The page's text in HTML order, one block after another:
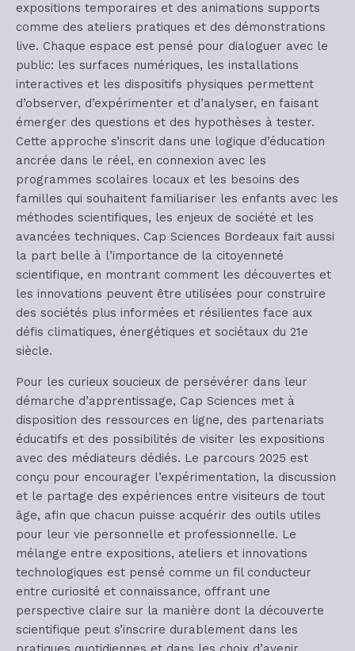
expositions temporaires et des animations supports
comme des ateliers pratiques et des démonstrations
live. Chaque espace est pensé pour dialoguer avec le
public: les surfaces numériques, les installations
interactives et les dispositifs physiques permettent
d’observer, d’expérimenter et d’analyser, en faisant
émerger des questions et des hypothèses à tester.
Cette approche s’inscrit dans une logique d’éducation
ancrée dans le réel, en connexion avec les
programmes scolaires locaux et les besoins des
familles qui souhaitent familiariser les enfants avec les
méthodes scientifiques, les enjeux de société et les
avancées techniques. Cap Sciences Bordeaux fait aussi
la part belle à l’importance de la citoyenneté
scientifique, en montrant comment les découvertes et
les innovations peuvent être utilisées pour construire
des sociétés plus informées et résilientes face aux
défis climatiques, énergétiques et sociétaux du 21e
siècle.
Pour les curieux soucieux de persévérer dans leur
démarche d’apprentissage, Cap Sciences met à
disposition des ressources en ligne, des partenariats
éducatifs et des possibilités de visiter les expositions
avec des médiateurs dédiés. Le parcours 2025 est
conçu pour encourager l’expérimentation, la discussion
et le partage des expériences entre visiteurs de tout
âge, afin que chacun puisse acquérir des outils utiles
pour leur vie personnelle et professionnelle. Le
mélange entre expositions, ateliers et innovations
technologiques est pensé comme un fil conducteur
entre curiosité et connaissance, offrant une
perspective claire sur la manière dont la découverte
scientifique peut s’inscrire durablement dans les